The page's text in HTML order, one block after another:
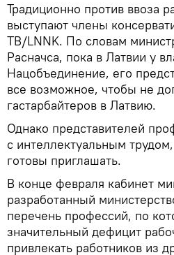
Традиционно против ввоза
выступают члены
TB/LNNK. По словам
Расначса, пока в Латвии у
Нацобъединение, его
все возможное, чтобы не
гастарбайтеров в Латвию.
Однако представителей
с интеллектуальным
готовы приглашать.
В конце февраля кабинет
разработанный
перечень профессий, по
значительный дефицит
привлекать работников из